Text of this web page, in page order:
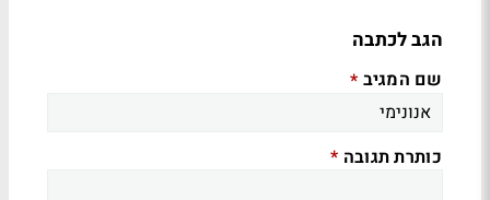
הגב לכתבה
שם המגיב *
כותרת תגובה *